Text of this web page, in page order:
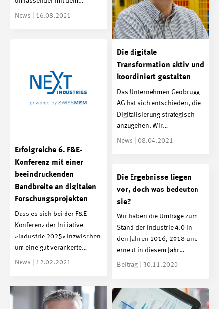
News | 16.08.2021
Die digitale
Transformation aktiv und
koordiniert gestalten
Das Unternehmen Geobrugg
AG hat sich entschieden, die
Digitalisierung strategisch
anzugehen. Wir…
News | 08.04.2021
Erfolgreiche 6. F&E-
Konferenz mit einer
beeindruckenden
Bandbreite an digitalen
Forschungsprojekten
Dass es sich bei der F&E-
Konferenz der Initiative
«Industrie 2025» inzwischen
um eine gut verankerte…
News | 12.02.2021
Die Ergebnisse liegen
vor, doch was bedeuten
sie?
Wir haben die Umfrage zum
Stand der Industrie 4.0 in
den Jahren 2016, 2018 und
erneut in diesem Jahr…
Beitrag | 30.11.2020